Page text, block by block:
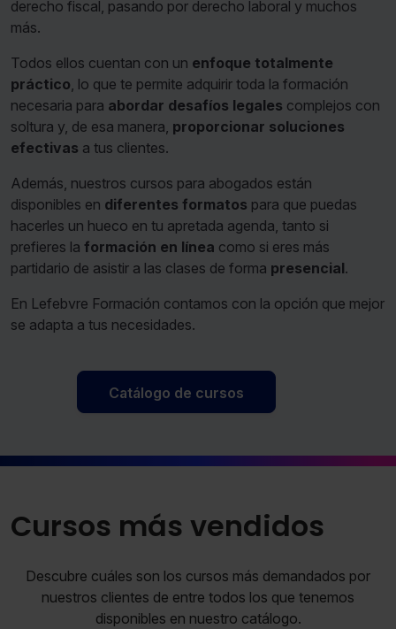
derecho fiscal, pasando por derecho laboral y muchos
más.
Todos ellos cuentan con un enfoque totalmente
práctico, lo que te permite adquirir toda la formación
necesaria para abordar desafíos legales complejos con
soltura y, de esa manera, proporcionar soluciones
efectivas a tus clientes.
Además, nuestros cursos para abogados están
disponibles en diferentes formatos para que puedas
hacerles un hueco en tu apretada agenda, tanto si
prefieres la formación en línea como si eres más
partidario de asistir a las clases de forma presencial.
En Lefebvre Formación contamos con la opción que mejor
se adapta a tus necesidades.
Catálogo de cursos
Cursos más vendidos
Descubre cuáles son los cursos más demandados por
nuestros clientes de entre todos los que tenemos
disponibles en nuestro catálogo.